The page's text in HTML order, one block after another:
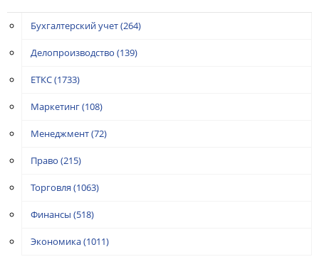
Бухгалтерский учет(264)
Делопроизводство (139)
ЕТКС(1733)
Маркетинг(108)
Менеджмент(72)
Право (215)
Торговля (1063)
Финансы (518)
Экономика(1011)